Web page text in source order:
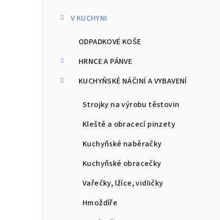
V KUCHYNI
ODPADKOVÉ KOŠE
HRNCE A PÁNVE
KUCHYŇSKÉ NÁČINÍ A VYBAVENÍ
Strojky na výrobu těstovin
Kleště a obracecí pinzety
Kuchyňské naběračky
Kuchyňské obracečky
Vařečky, lžíce, vidličky
Hmoždíře